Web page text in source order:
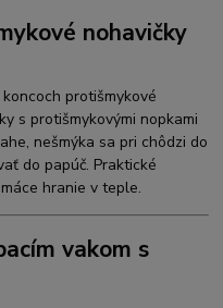
nohavičky
protišmykové
s protišmykovými nopkami
nešmýka sa pri chôdzi do
do papúč. Praktické
hranie v teple.
vakom s